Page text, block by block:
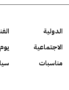
الدولية
الاجتماعية
مناسبات